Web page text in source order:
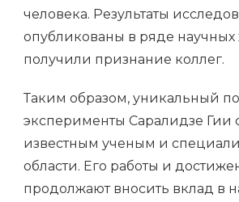
человека. Результаты
опубликованы в ряде научных
получили признание коллег.
Таким образом, уникальный
эксперименты Саралидзе Гии
известным ученым и
области. Его работы и
продолжают вносить вклад в